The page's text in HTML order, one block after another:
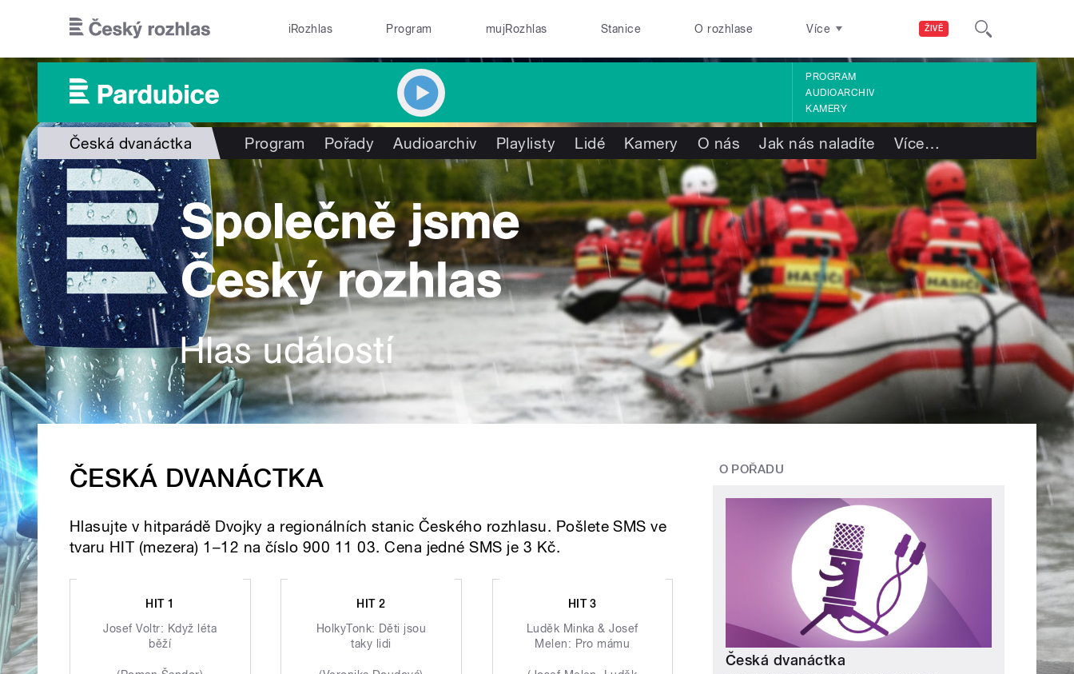
ŽIVĚ
iRozhlas Program mujRozhlas Stanice O rozhlase Více
PROGRAM
AUDIOARCHIV
KAMERY
Česká dvanáctka Program Pořady Audioarchiv Playlisty Lidé Kamery O nás Jak nás naladíte Více…
ČESKÁ DVANÁCTKA
Hlasujte v hitparádě Dvojky a regionálních stanic Českého rozhlasu. Pošlete SMS ve
tvaru HIT (mezera) 1–12 na číslo 900 11 03. Cena jedné SMS je 3 Kč.
HIT 1
Josef Voltr: Když léta
běží
HIT 2
HolkyTonk: Děti jsou
taky lidi
HIT 3
Luděk Minka & Josef
Melen: Pro mámu
O POŘADU
Česká dvanáctka